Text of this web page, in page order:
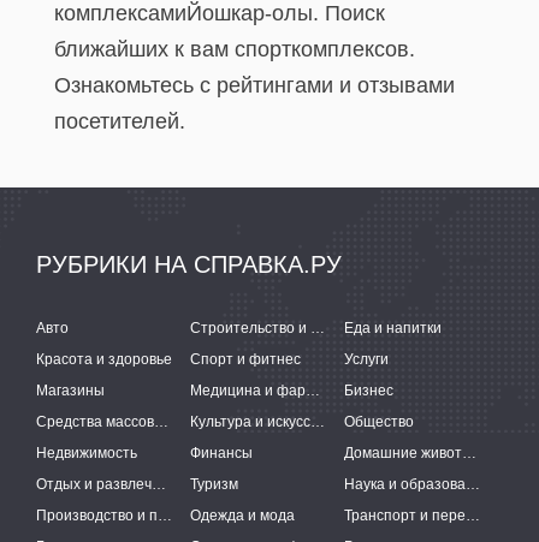
комплексамиЙошкар-олы. Поиск
ближайших к вам спорткомплексов.
Ознакомьтесь с рейтингами и отзывами
посетителей.
РУБРИКИ НА СПРАВКА.РУ
Авто Строительство и ремонт
Еда и напитки
Красота и здоровье
Спорт и фитнес
Услуги
Магазины
Медицина и фармацевтика
Бизнес
Средства массовой информации
Культура и искусство
Общество
Недвижимость
Финансы
Домашние животные
Отдых и развлечения
Туризм
Наука и образование
Производство и поставки
Одежда и мода
Транспорт и перевозки